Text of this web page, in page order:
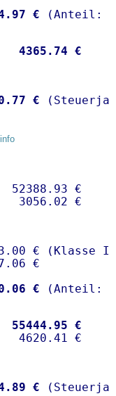
€
4365.74 €
€
€
€ (Klasse I)
€
€
55444.95 €
€